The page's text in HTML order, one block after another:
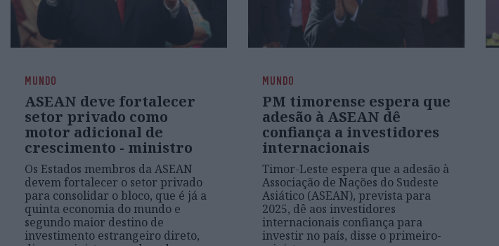
MUNDO
ASEAN deve fortalecer
setor privado como
motor adicional de
crescimento - ministro
Os Estados membros da ASEAN
devem fortalecer o setor privado
para consolidar o bloco, que é já a
quinta economia do mundo e
segundo maior destino de
investimento estrangeiro direto,
MUNDO
PM timorense espera que
adesão à ASEAN dê
confiança a investidores
internacionais
Timor-Leste espera que a adesão à
Associação de Nações do Sudeste
Asiático (ASEAN), prevista para
2025, dê aos investidores
internacionais confiança para
investir no país, disse o primeiro-